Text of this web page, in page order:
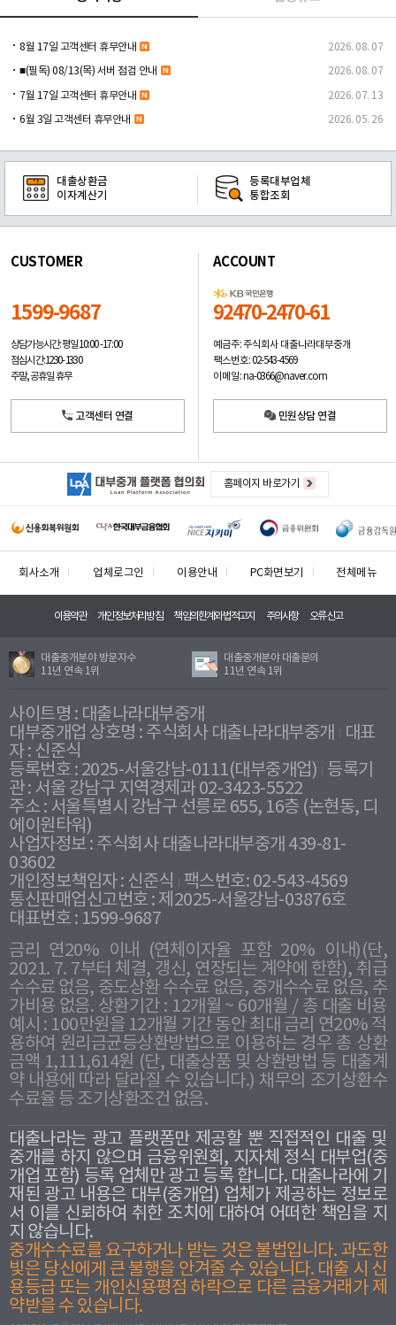
8월 17일 고객센터 휴무안내 2026. 08. 07
■(필독) 08/13(목) 서버 점검 안내 2026. 08. 07
7월 17일 고객센터 휴무안내 2026. 07. 13
6월 3일 고객센터 휴무안내 2026. 05. 26
대출상환금
이자계산기
등록대부업체
통합조회
CUSTOMER
1599-9687
상담가능시간: 평일10:00 -17:00
점심시간: 12:30 - 13:30
주말, 공휴일 휴무
고객센터 연결
ACCOUNT
92470-2470-61
예금주: 주식회사 대출나라대부중개
팩스번호: 02-543-4569
이메일: na-0366@naver.com
민원상담 연결
홈페이지 바로가기
회사소개 업체로그인 이용안내 PC화면보기 전체메뉴
이용약관 개인정보처리방침 책임의한계와법적고지 주의사항 오류신고
대출중개분야 방문자수
11년 연속 1위
대출중개분야 대출문의
11년 연속 1위
사이트명 : 대출나라대부중개
대부중개업 상호명 : 주식회사 대출나라대부중개
대표
자 : 신준식
등록번호 : 2025-서울강남-0111(대부중개업) 등록기
관 : 서울 강남구 지역경제과 02-3423-5522
주소 : 서울특별시 강남구 선릉로 655, 16층 (논현동, 디
에이원타워)
사업자정보 : 주식회사 대출나라대부중개 439-81-
03602
개인정보책임자 : 신준식
팩스번호: 02-543-4569
통신판매업신고번호 : 제2025-서울강남-03876호
대표번호 : 1599-9687
금리 연20% 이내 (연체이자율 포함 20% 이내)(단,
2021. 7. 7부터 체결, 갱신, 연장되는 계약에 한함), 취급
수수료 없음, 중도상환 수수료 없음, 중개수수료 없음, 추
가비용 없음. 상환기간 : 12개월 ~ 60개월 / 총 대출 비용
예시 : 100만원을 12개월 기간 동안 최대 금리 연20% 적
용하여 원리금균등상환방법으로 이용하는 경우 총 상환
금액 1,111,614원 (단, 대출상품 및 상환방법 등 대출계
약 내용에 따라 달라질 수 있습니다.) 채무의 조기상환수
수료율 등 조기상환조건 없음.
대출나라는 광고 플랫폼만 제공할 뿐 직접적인 대출 및
중개를 하지 않으며 금융위원회, 지자체 정식 대부업(중
개업 포함) 등록 업체만 광고 등록 합니다. 대출나라에 기
재된 광고 내용은 대부(중개업) 업체가 제공하는 정보로
서 이를 신뢰하여 취한 조치에 대하여 어떠한 책임을 지
지 않습니다.
중개수수료를 요구하거나 받는 것은 불법입니다. 과도한
빛은 당신에게 큰 불행을 안겨줄 수 있습니다. 대출 시 신
용등급 또는 개인신용평점 하락으로 다른 금융거래가 제
약받을 수 있습니다.